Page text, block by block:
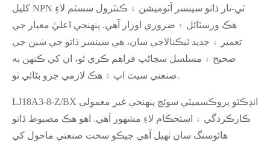
کليل NPN ٽي-تار ڌاتو سينسر آٽوميشن ۽ ڪنٽرول سسٽم لاءِ
هڪ ورسٽائل ۽ ضروري اوزار آهي. پنهنجي اعليٰ معيار جي
تعمير ۽ جديد ٽيڪنالاجي سان، هي سينسر ڌاتو جي شين جي
صحيح ۽ مسلسل سڃاڻپ فراهم ڪري ٿو، ان کي ڪنهن به
صنعتي سيٽ اپ ۾ هڪ لازمي جزو بڻائي ٿو.
LJ18A3-8-Z/BX انڊڪٽو پروڪسميٽي سوئچ پنهنجي غير معمولي
ڪارڪردگي ۽ استحڪام لاءِ مشهور آهي. اهو هڪ مضبوط ڌاتو
هائوسنگ سان ٺهيل آهي جيڪو سخت صنعتي ماحول کي